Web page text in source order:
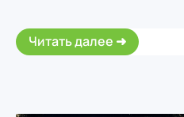
Читать далее